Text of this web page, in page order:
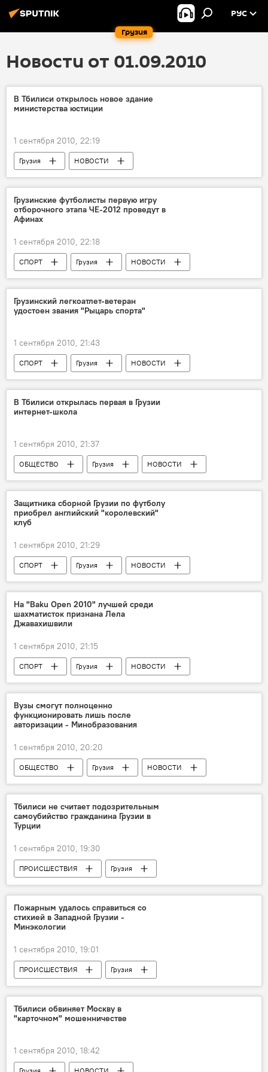
Грузия
РУС
Новости от 01.09.2010
В Тбилиси открылось новое здание
министерства юстиции
1 сентября 2010, 22:19
Грузия НОВОСТИ
Грузинские футболисты первую игру
отборочного этапа ЧЕ-2012 проведут в
Афинах
1 сентября 2010, 22:18
СПОРТ Грузия НОВОСТИ
Грузинский легкоатлет-ветеран
удостоен звания "Рыцарь спорта"
1 сентября 2010, 21:43
СПОРТ Грузия НОВОСТИ
В Тбилиси открылась первая в Грузии
интернет-школа
1 сентября 2010, 21:37
ОБЩЕСТВО Грузия
НОВОСТИ
Анонсы
Защитника сборной Грузии по футболу
приобрел английский "королевский"
клуб
1 сентября 2010, 21:29
СПОРТ Грузия НОВОСТИ
На "Baku Open 2010" лучшей среди
шахматисток признана Лела
Джавахишвили
1 сентября 2010, 21:15
СПОРТ Грузия НОВОСТИ
Вузы смогут полноценно
функционировать лишь после
авторизации - Минобразования
1 сентября 2010, 20:20
ОБЩЕСТВО Грузия НОВОСТИ
Тбилиси не считает подозрительным
самоубийство гражданина Грузии в
Турции
1 сентября 2010, 19:30
ПРОИСШЕСТВИЯ
Грузия
НОВОСТИ
Пожарным удалось справиться со
стихией в Западной Грузии -
Минэкологии
1 сентября 2010, 19:01
ПРОИСШЕСТВИЯ
Грузия
НОВОСТИ
ОБЩЕСТВО
Тбилиси обвиняет Москву в
"карточном" мошенничестве
1 сентября 2010, 18:42